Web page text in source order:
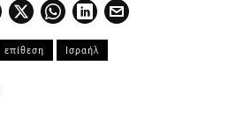
επίθεση Ισραήλ